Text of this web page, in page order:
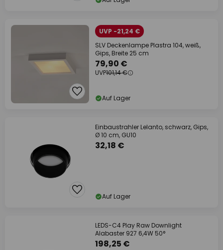
UVP -21,24 €
SLV Deckenlampe Plastra 104, weiß,
Gips, Breite 25 cm
79,90 €
UVP101,14 €
Auf Lager
Einbaustrahler Lelanto, schwarz, Gips,
Ø 10 cm, GU10
32,18 €
Auf Lager
LEDS-C4 Play Raw Downlight
Alabaster 927 6,4W 50°
198,25 €